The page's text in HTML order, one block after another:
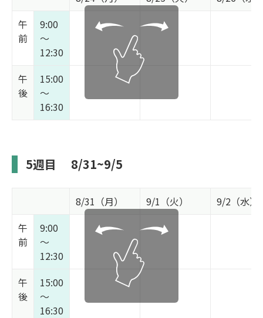
午
前
9:00
～
12:30
午
後
15:00
～
16:30
5週目 8/31~9/5
8/31（月） 9/1（火）
9/2（水）
午
前
9:00
～
12:30
午
後
15:00
～
16:30